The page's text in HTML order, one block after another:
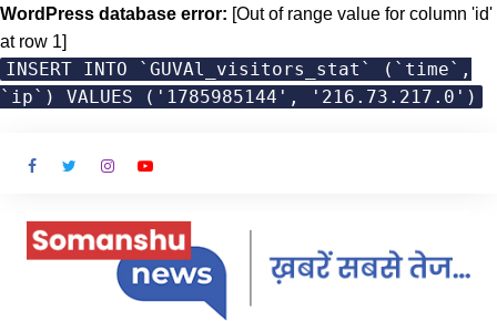
WordPress database error: [Out of range value for column 'id'
at row 1]
INSERT INTO `GUVAl_visitors_stat` (`time`,
`ip`) VALUES ('1785985144', '216.73.217.0')